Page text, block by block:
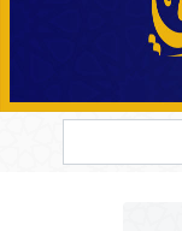
والخير